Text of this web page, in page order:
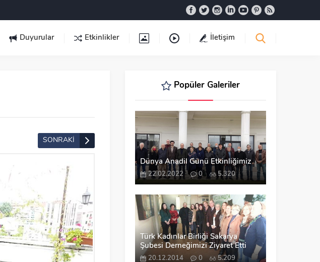
Duyurular Etkinlikler İletişim
SONRAKİ
Popüler Galeriler
Dünya Anadil Günü Etkinliğimiz
22.02.2022 0 5.320
Türk Kadınlar Birliği Sakarya
Şubesi Derneğimizi Ziyaret Etti
20.12.2014 0 5.209